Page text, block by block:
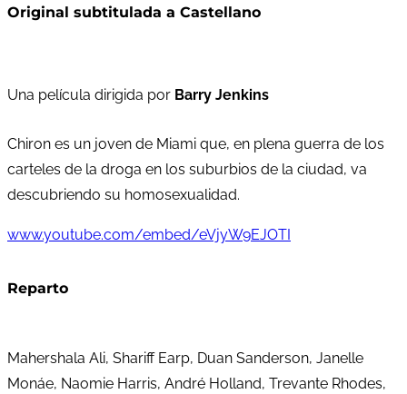
Original subtitulada a Castellano
Una película dirigida por Barry Jenkins
Chiron es un joven de Miami que, en plena guerra de los
carteles de la droga en los suburbios de la ciudad, va
descubriendo su homosexualidad.
www.youtube.com/embed/eVjyW9EJOTI
Reparto
Mahershala Ali, Shariff Earp, Duan Sanderson, Janelle
Monáe, Naomie Harris, André Holland, Trevante Rhodes,